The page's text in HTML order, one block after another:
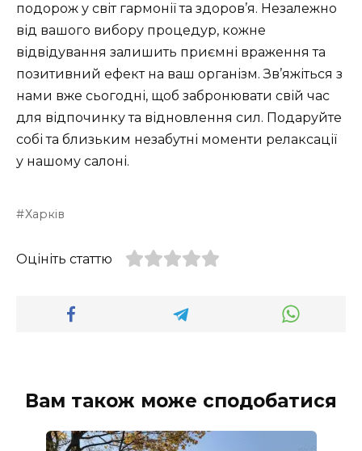
подорож у світ гармонії та здоров’я. Незалежно
від вашого вибору процедур, кожне
відвідування залишить приємні враження та
позитивний ефект на ваш організм. Зв’яжіться з
нами вже сьогодні, щоб забронювати свій час
для відпочинку та відновлення сил. Подаруйте
собі та близьким незабутні моменти релаксації
у нашому салоні.
Харків
Оцініть статтю
Вам також може сподобатися